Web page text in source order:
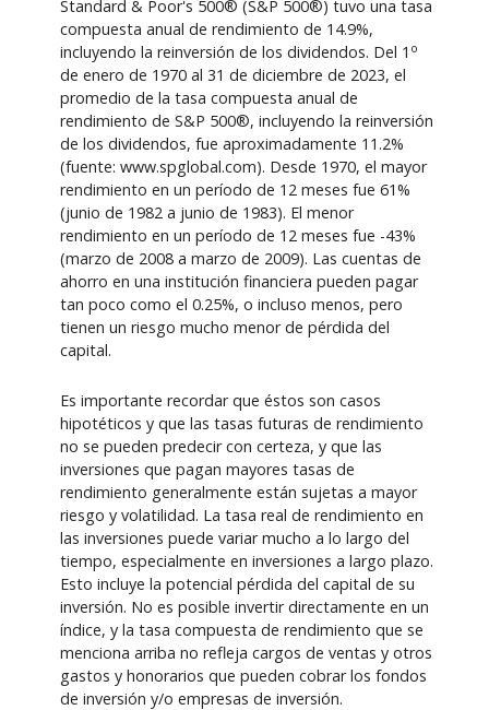
Standard & Poor's 500® (S&P 500®) tuvo una tasa
compuesta anual de rendimiento de 14.9%,
incluyendo la reinversión de los dividendos. Del 1 o
de enero de 1970 al 31 de diciembre de 2023, el
promedio de la tasa compuesta anual de
rendimiento de S&P 500®, incluyendo la reinversión
de los dividendos, fue aproximadamente 11.2%
(fuente: www.spglobal.com). Desde 1970, el mayor
rendimiento en un período de 12 meses fue 61%
(junio de 1982 a junio de 1983). El menor
rendimiento en un período de 12 meses fue -43%
(marzo de 2008 a marzo de 2009). Las cuentas de
ahorro en una institución financiera pueden pagar
tan poco como el 0.25%, o incluso menos, pero
tienen un riesgo mucho menor de pérdida del
capital.
Es importante recordar que éstos son casos
hipotéticos y que las tasas futuras de rendimiento
no se pueden predecir con certeza, y que las
inversiones que pagan mayores tasas de
rendimiento generalmente están sujetas a mayor
riesgo y volatilidad. La tasa real de rendimiento en
las inversiones puede variar mucho a lo largo del
tiempo, especialmente en inversiones a largo plazo.
Esto incluye la potencial pérdida del capital de su
inversión. No es posible invertir directamente en un
índice, y la tasa compuesta de rendimiento que se
menciona arriba no refleja cargos de ventas y otros
gastos y honorarios que pueden cobrar los fondos
de inversión y/o empresas de inversión.